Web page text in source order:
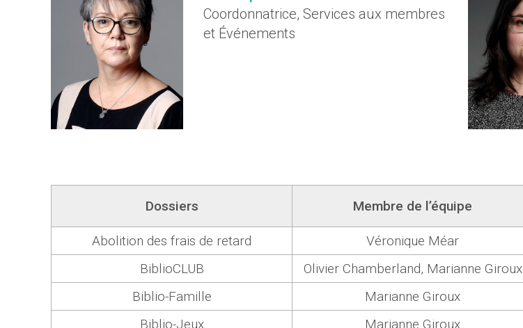
Coordonnatrice, Services aux membres
et Événements
Dossiers Membre de l’équipe
Abolition des frais de retard Véronique Méar
BiblioCLUB
Olivier Chamberland, Marianne Giroux
Biblio-Famille
Marianne Giroux
Biblio-Jeux
Marianne Giroux